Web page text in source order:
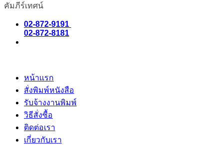
คัมภีร์เทศน์
02-872-9191
02-872-8181
หน้าแรก
สั่งพิมพ์หนังสือ
รับจ้างงานพิมพ์
วิธีสั่งซื้อ
ติดต่อเรา
เกี่ยวกับเรา